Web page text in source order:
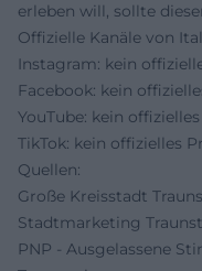
erleben will, sollte
Offizielle Kanäle von
Instagram: kein
Facebook: kein
YouTube: kein
TikTok: kein offizielles
Quellen:
Große Kreisstadt
Stadtmarketing
PNP - Ausgelassene